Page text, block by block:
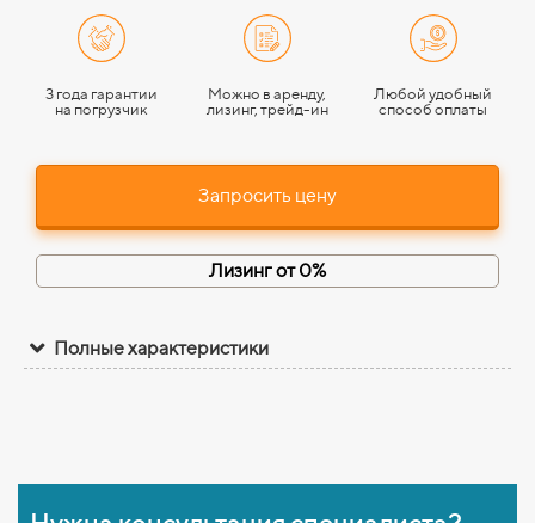
3 года гарантии
на погрузчик
Можно в аренду,
лизинг, трейд-ин
Любой удобный
способ оплаты
Запросить цену
Лизинг от 0%
Полные характеристики